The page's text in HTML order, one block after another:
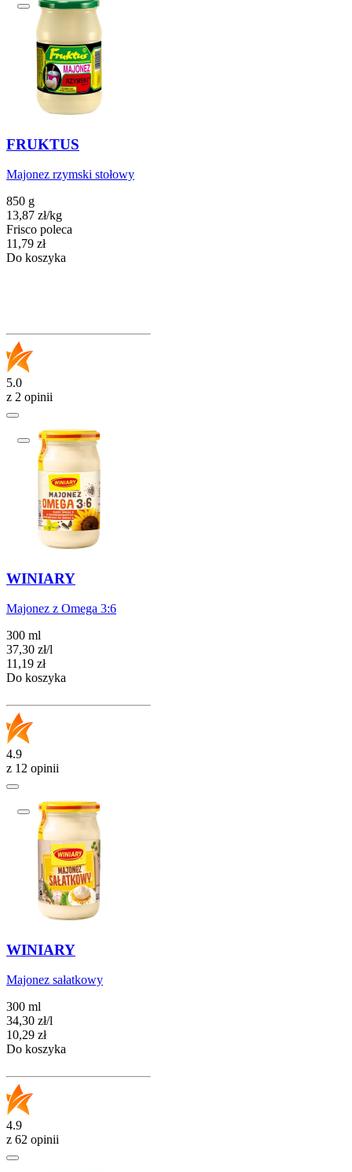
FRUKTUS
Majonez rzymski stołowy
850 g
13,87 zł/kg
Frisco poleca
Cena
11,79 zł
Do koszyka
5.0
z 2 opinii
WINIARY
Majonez z Omega 3:6
300 ml
37,30 zł/l
Cena
11,19 zł
Do koszyka
4.9
z 12 opinii
WINIARY
Majonez sałatkowy
300 ml
34,30 zł/l
Cena
10,29 zł
Do koszyka
4.9
z 62 opinii